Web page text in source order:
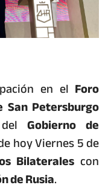
en el Foro
San Petersburgo
Gobierno de
hoy Viernes 5 de
Bilaterales con
de Rusia.